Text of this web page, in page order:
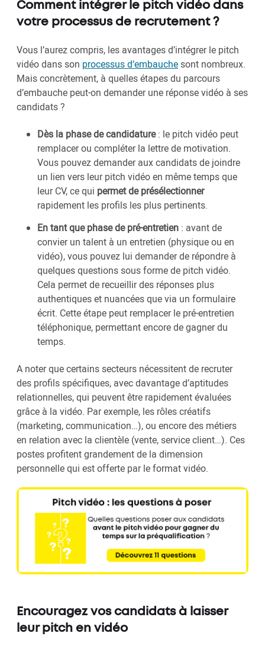
Comment intégrer le pitch vidéo dans
votre processus de recrutement ?
Vous l’aurez compris, les avantages d’intégrer le pitch
vidéo dans son processus d’embauchesont nombreux.
Mais concrètement, à quelles étapes du parcours
d’embauche peut-on demander une réponse vidéo à ses
candidats ?
Dès la phase de candidature: le pitch vidéo peut
remplacer ou compléter la lettre de motivation.
Vous pouvez demander aux candidats de joindre
un lien vers leur pitch vidéo en même temps que
leur CV, ce qui permet de présélectionner
rapidement les profils les plus pertinents.
En tant que phase de pré-entretien : avant de
convier un talent à un entretien (physique ou en
vidéo), vous pouvez lui demander de répondre à
quelques questions sous forme de pitch vidéo.
Cela permet de recueillir des réponses plus
authentiques et nuancées que via un formulaire
écrit. Cette étape peut remplacer le pré-entretien
téléphonique, permettant encore de gagner du
temps.
A noter que certains secteurs nécessitent de recruter
des profils spécifiques, avec davantage d’aptitudes
relationnelles, qui peuvent être rapidement évaluées
grâce à la vidéo. Par exemple, les rôles créatifs
(marketing, communication…), ou encore des métiers
en relation avec la clientèle (vente, service client…). Ces
postes profitent grandement de la dimension
personnelle qui est offerte par le format vidéo.
Encouragez vos candidats à laisser
leur pitch en vidéo